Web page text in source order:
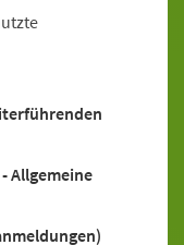
Allgemeine